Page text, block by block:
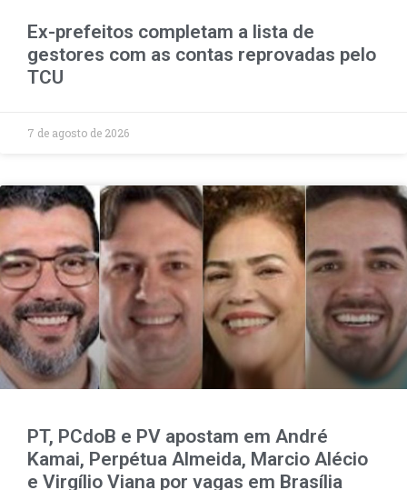
Ex-prefeitos completam a lista de
gestores com as contas reprovadas pelo
TCU
7 de agosto de 2026
PT, PCdoB e PV apostam em André
Kamai, Perpétua Almeida, Marcio Alécio
e Virgílio Viana por vagas em Brasília